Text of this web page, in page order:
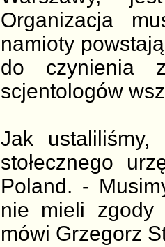
Organizacja
namioty
do czynienia
scjentologów
Jak ustaliliśmy,
stołecznego
Poland. -
nie mieli zgody
mówi Grzegorz